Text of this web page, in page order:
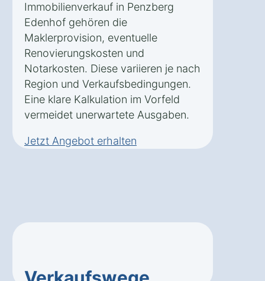
Immobilienverkauf in Penzberg
Edenhof gehören die
Maklerprovision, eventuelle
Renovierungskosten und
Notarkosten. Diese variieren je nach
Region und Verkaufsbedingungen.
Eine klare Kalkulation im Vorfeld
vermeidet unerwartete Ausgaben.
Jetzt Angebot erhalten